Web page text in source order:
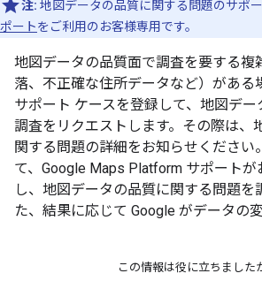
注: 地図データの品質に関する問題のサポー
ポートをご利用のお客様専用です。
地図データの品質面で調査を要する複
落、不正確な住所データなど）がある
サポート ケースを登録して、地図デ
調査をリクエストします。その際は、
関する問題の詳細をお知らせください
て、Google Maps Platform サポート
し、地図データの品質に関する問題を
た、結果に応じて Google がデータの
この情報は役に立ちました